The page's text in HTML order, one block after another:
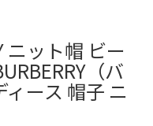
ニット帽 ビー
（バ
ース 帽子 ニ